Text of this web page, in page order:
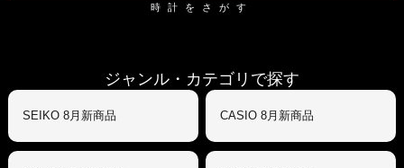
時計をさがす
ジャンル・カテゴリで探す
SEIKO 8月新商品 CASIO 8月新商品